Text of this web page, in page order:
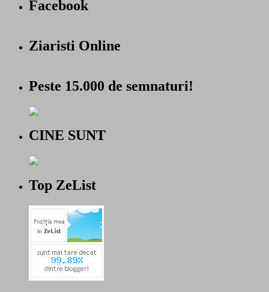
Facebook
Ziaristi Online
Peste 15.000 de semnaturi!
CINE SUNT
Top ZeList